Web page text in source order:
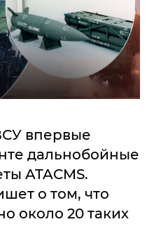
впервые
дальнобойные
ATACMS.
о том, что
около 20 таких